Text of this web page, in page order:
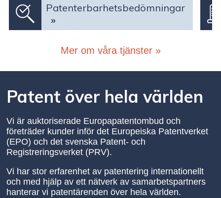
Patenterbarhetsbedömningar
Mer om våra tjänster »
Patent över hela världen
Vi är auktoriserade Europapatentombud och
företräder kunder inför det Europeiska Patentverket
(EPO) och det svenska Patent- och
Registreringsverket (PRV).
Vi har stor erfarenhet av patentering internationellt
och med hjälp av ett nätverk av samarbetspartners
hanterar vi patentärenden över hela världen.